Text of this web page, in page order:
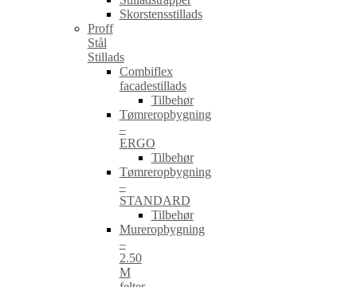
Skorstensstillads
Proff
Stål
Stillads
Combiflex
facadestillads
Tilbehør
Tømreropbygning
–
ERGO
Tilbehør
Tømreropbygning
–
STANDARD
Tilbehør
Mureropbygning
–
2.50
M